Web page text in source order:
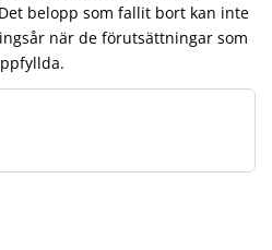
belopp som fallit bort kan inte
när de förutsättningar som